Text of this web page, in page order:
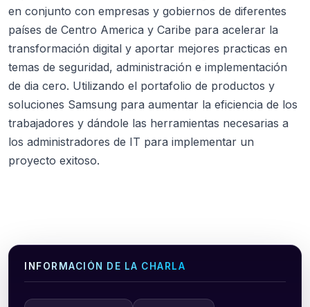
en conjunto con empresas y gobiernos de diferentes
países de Centro America y Caribe para acelerar la
transformación digital y aportar mejores practicas en
temas de seguridad, administración e implementación
de dia cero. Utilizando el portafolio de productos y
soluciones Samsung para aumentar la eficiencia de los
trabajadores y dándole las herramientas necesarias a
los administradores de IT para implementar un
proyecto exitoso.
INFORMACIÓN DE LA CHARLA